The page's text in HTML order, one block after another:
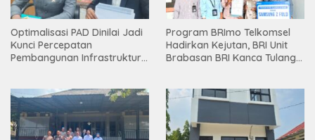
Optimalisasi PAD Dinilai Jadi
Kunci Percepatan
Pembangunan Infrastruktur
Program BRImo Telkomsel
Hadirkan Kejutan, BRI Unit
Brabasan BRI Kanca Tulang
Mesuji